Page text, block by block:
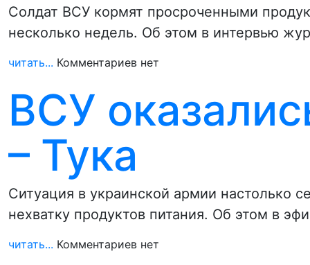
Солдат ВСУ кормят просроченными
несколько недель. Об этом в интервью
читать... Комментариев нет
ВСУ
– Тука
Ситуация в украинской армии настолько
нехватку продуктов питания. Об этом в
читать... Комментариев нет